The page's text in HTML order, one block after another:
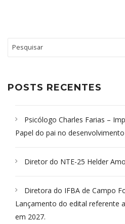
POSTS RECENTES
Psicólogo Charles Farias –
Papel do pai no
Diretor do NTE-25 Helder
Diretora do IFBA de Campo
Lançamento do edital referente
em 2027.